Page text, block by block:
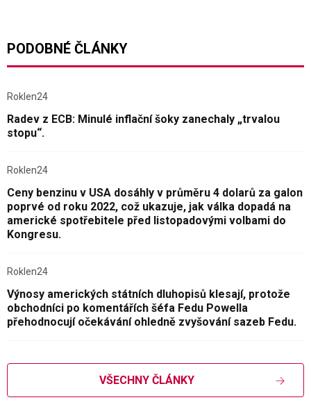
PODOBNÉ ČLÁNKY
Roklen24
Radev z ECB: Minulé inflační šoky zanechaly „trvalou
stopu“.
Roklen24
Ceny benzinu v USA dosáhly v průměru 4 dolarů za galon
poprvé od roku 2022, což ukazuje, jak válka dopadá na
americké spotřebitele před listopadovými volbami do
Kongresu.
Roklen24
Výnosy amerických státních dluhopisů klesají, protože
obchodníci po komentářích šéfa Fedu Powella
přehodnocují očekávání ohledně zvyšování sazeb Fedu.
VŠECHNY ČLÁNKY